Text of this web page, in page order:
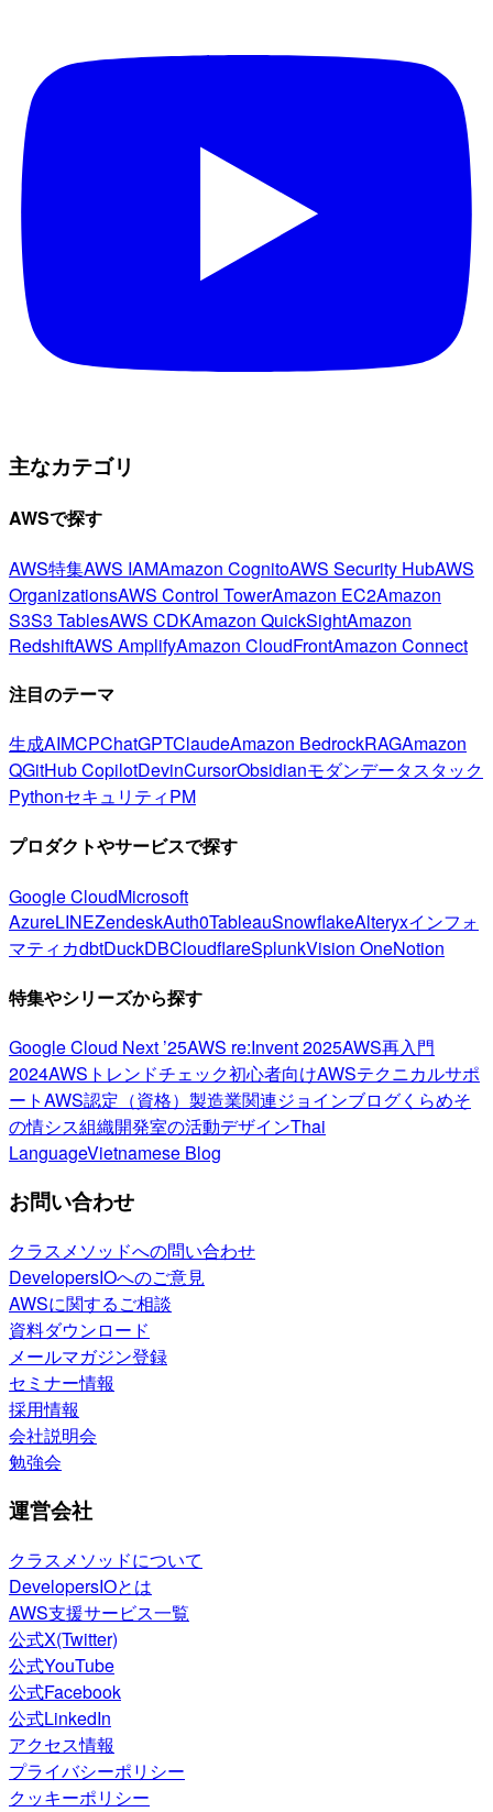
主なカテゴリ
AWSで探す
AWS特集AWS IAMAmazon CognitoAWS Security HubAWS
OrganizationsAWS Control TowerAmazon EC2Amazon
S3S3 TablesAWS CDKAmazon QuickSightAmazon
RedshiftAWS AmplifyAmazon CloudFrontAmazon Connect
注目のテーマ
生成AIMCPChatGPTClaudeAmazon BedrockRAGAmazon
QGitHub CopilotDevinCursorObsidianモダンデータスタック
PythonセキュリティPM
プロダクトやサービスで探す
Google CloudMicrosoft
AzureLINEZendeskAuth0TableauSnowflakeAlteryxインフォ
マティカdbtDuckDBCloudflareSplunkVision OneNotion
特集やシリーズから探す
Google Cloud Next ’25AWS re:Invent 2025AWS再入門
2024AWSトレンドチェック初心者向けAWSテクニカルサポ
ートAWS認定（資格） 製造業関連ジョインブログくらめそ
の情シス組織開発室の活動デザインThai
LanguageVietnamese Blog
お問い合わせ
クラスメソッドへの問い合わせ
DevelopersIOへのご意見
AWSに関するご相談
資料ダウンロード
メールマガジン登録
セミナー情報
採用情報
会社説明会
勉強会
運営会社
クラスメソッドについて
DevelopersIOとは
AWS支援サービス一覧
公式X(Twitter)
公式YouTube
公式Facebook
公式LinkedIn
アクセス情報
プライバシーポリシー
クッキーポリシー